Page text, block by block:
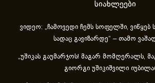
სიახლეები
ვიდეო: „ჩამოვედი ჩემს სოფელში, ვიწყებ
სადაც გავიზარდე“ – თამო
„უშიკას გაუმარჯოს! მაგარ მომღერალს,
გიორგი უშიკიშვილი